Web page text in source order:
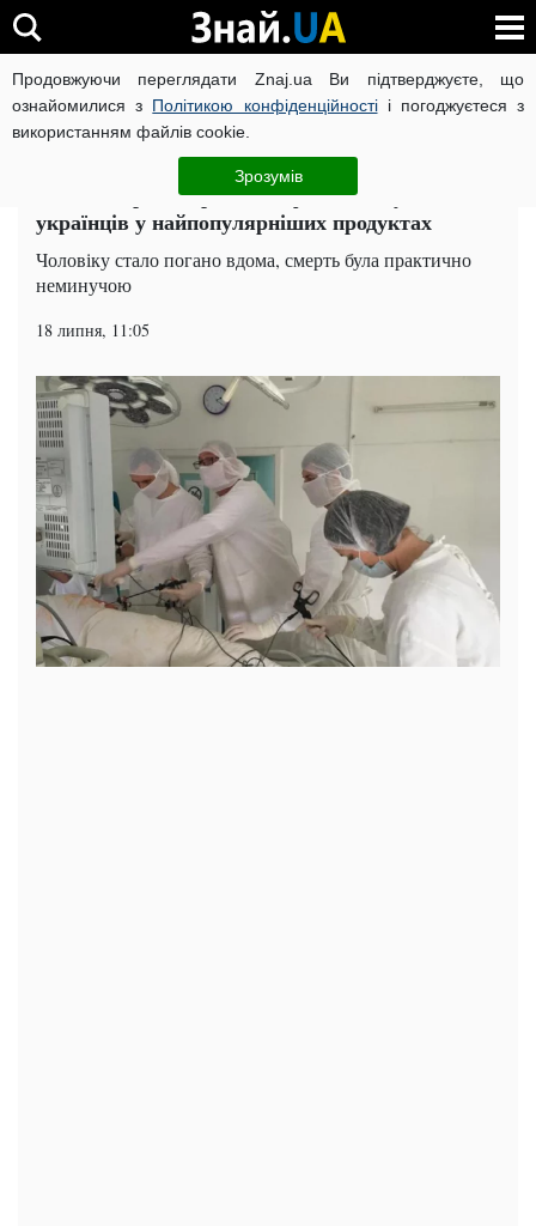
Продовжуючи переглядати Znaj.ua Ви підтверджуєте, що
ознайомилися з Політикою конфіденційностіі погоджуєтеся з
використанням файлів cookie.
Зрозумів
ВІЙНА РОСІЇ ПРОТИ УКРАЇНИ КОРОНАВІРУС В УКРАЇНІ
Суспільство ЧИТАТЬ НА РУССКОМ
П’ята смерть: страшна інфекція чатує на
українців у найпопулярніших продуктах
Чоловіку стало погано вдома, смерть була практично
неминучою
18 липня, 11:05